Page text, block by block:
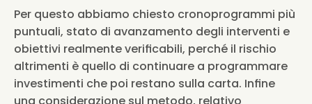
Per questo abbiamo chiesto cronoprogrammi più
puntuali, stato di avanzamento degli interventi e
obiettivi realmente verificabili, perché il rischio
altrimenti è quello di continuare a programmare
investimenti che poi restano sulla carta. Infine